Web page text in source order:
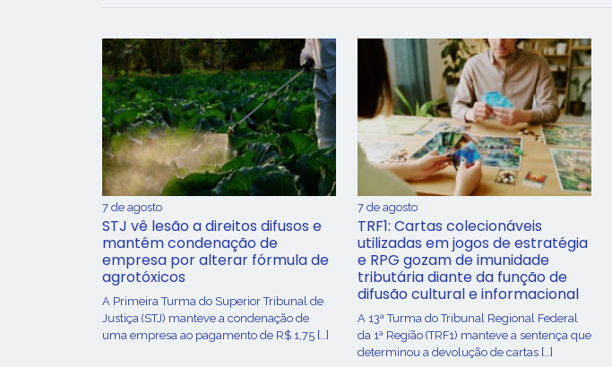
7 de agosto
STJ vê lesão a direitos difusos e
mantém condenação de
empresa por alterar fórmula de
agrotóxicos
​A Primeira Turma do Superior Tribunal de
Justiça (STJ) manteve a condenação de
uma empresa ao pagamento de R$ 1,75 […]
7 de agosto
TRF1: Cartas colecionáveis
utilizadas em jogos de estratégia
e RPG gozam de imunidade
tributária diante da função de
difusão cultural e informacional
A 13ª Turma do Tribunal Regional Federal
da 1ª Região (TRF1) manteve a sentença que
determinou a devolução de cartas […]